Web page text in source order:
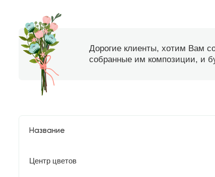
Дорогие клиенты, хотим Вам
собранные им композиции, и
Название
Центр цветов